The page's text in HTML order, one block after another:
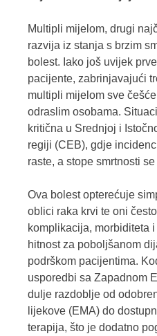
Multipli mijelom, drugi
razvija iz stanja s brzim
bolest. Iako još uvijek
pacijente, zabrinjavajući
multipli mijelom sve
odraslim osobama.
kritična u Srednjoj i
regiji (CEB), gdje
raste, a stope smrtnosti
Ova bolest opterećuje
oblici raka krvi te oni
komplikacija, morbiditeta
hitnost za poboljšanom
podrškom pacijentima.
usporedbi sa Zapadnom
dulje razdoblje od
lijekove (EMA) do
terapija, što je dodatno